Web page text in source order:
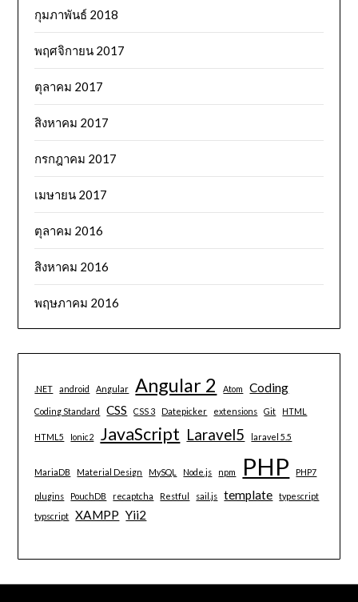
กุมภาพันธ์ 2018
พฤศจิกายน 2017
ตุลาคม 2017
สิงหาคม 2017
กรกฎาคม 2017
เมษายน 2017
ตุลาคม 2016
สิงหาคม 2016
พฤษภาคม 2016
.NET android Angular Angular 2 Atom Coding
Coding Standard CSS CSS 3 Datepicker extensions Git HTML
HTML5 Ionic2 JavaScript Laravel5 laravel 5.5
MariaDB Material Design MySQL Node.js npm PHP PHP7
plugins PouchDB recaptcha Restful sail.js template
typescript
typscript
XAMPP Yii2